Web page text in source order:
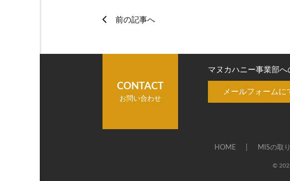
前の記事へ
CONTACT
お問い合わせ
マヌカハニー事業部
メールフォームに
HOME MISの取
©